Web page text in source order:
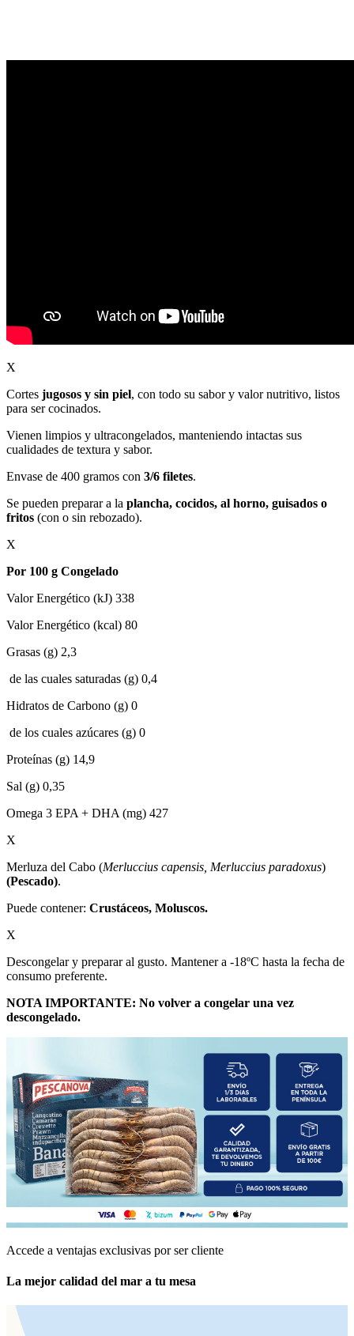
X
Cortes jugosos y sin piel, con todo su sabor y valor nutritivo, listos
para ser cocinados.
Vienen limpios y ultracongelados, manteniendo intactas sus
cualidades de textura y sabor.
Envase de 400 gramos con 3/6 filetes.
Se pueden preparar a la plancha, cocidos, al horno, guisados o
fritos (con o sin rebozado).
X
Por 100 g Congelado
Valor Energético (kJ) 338
Valor Energético (kcal) 80
Grasas (g) 2,3
de las cuales saturadas (g) 0,4
Hidratos de Carbono (g) 0
de los cuales azúcares (g) 0
Proteínas (g) 14,9
Sal (g) 0,35
Omega 3 EPA + DHA (mg) 427
X
Merluza del Cabo (Merluccius capensis, Merluccius paradoxus)
(Pescado).
Puede contener: Crustáceos, Moluscos.
X
Descongelar y preparar al gusto. Mantener a -18ºC hasta la fecha de
consumo preferente.
NOTA IMPORTANTE: No volver a congelar una vez
descongelado.
Accede a ventajas exclusivas por ser cliente
La mejor calidad del mar a tu mesa